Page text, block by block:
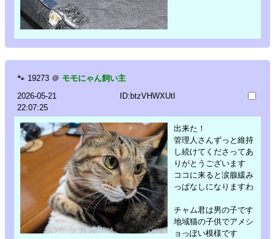
🐾 19273 ＠ モモにゃん飼い主
2026-05-21
22:07:25
ID:btzVHWXUtI
出来た！
管理人さんずっと維持
し続けてくださってあ
りがとうございます
ココに来ると涙腺緩み
っぱなしになりますわ
チャム君は男の子です
地域猫の子供でアメシ
ョっぽい模様です